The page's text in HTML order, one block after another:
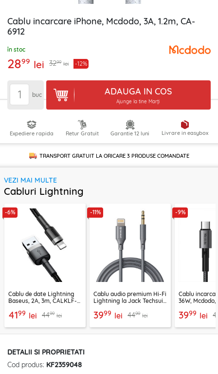
Cablu incarcare iPhone, Mcdodo, 3A, 1.2m, CA-
6912
în stoc
2899 lei 3299 lei -12%
buc ADAUGA IN COS
Ajunge la tine Marți
Expediere rapida Retur Gratuit Garantie 12 luni Livrare in easybox
TRANSPORT GRATUIT LA ORICARE 3 PRODUSECOMANDATE
VEZI MAI MULTE
Cabluri Lightning
-6%
Cablu de date Lightning
Baseus, 2A, 3m, CALKLF-
4199 lei 4499 lei
-11%
Cablu audio premium Hi-Fi
Lightning la Jack Techsuit
3999 lei 4499 lei
-9%
Cablu
36W, Mcdodo,
3999 lei
DETALII SI PROPRIETATI
Cod produs: KF2359048